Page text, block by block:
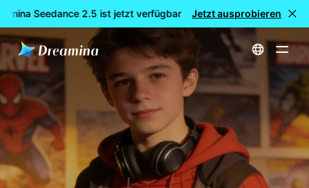
Seedance 2.5 ist jetzt verfügbar 🎉 Neues Modell
Jetzt ausprobieren
Startseite erstellen